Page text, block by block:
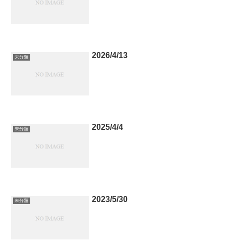
未分類 2026/4/13
未分類 2025/4/4
未分類 2023/5/30